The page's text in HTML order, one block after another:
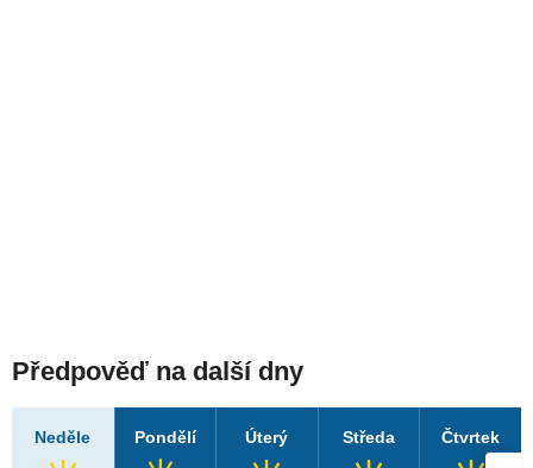
Předpověď na další dny
Neděle Pondělí Úterý Středa Čtvrtek